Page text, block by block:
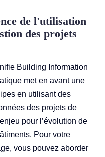
de l'utilisation
des projets
Building Information
met en avant une
en utilisant des
des projets de
pour l’évolution de
Pour votre
vous pouvez aborder